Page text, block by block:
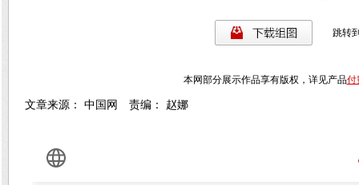
跳转
本网部分展示作品享有版权，详见产品付
文章来源： 中国网 责编： 赵娜